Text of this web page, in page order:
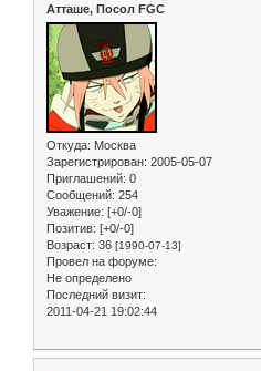
Атташе, Посол FGC
Откуда: Москва
Зарегистрирован: 2005-05-07
Приглашений: 0
Сообщений: 254
Уважение: [+0/-0]
Позитив: [+0/-0]
Возраст: 36 [1990-07-13]
Провел на форуме:
Не определено
Последний визит:
2011-04-21 19:02:44